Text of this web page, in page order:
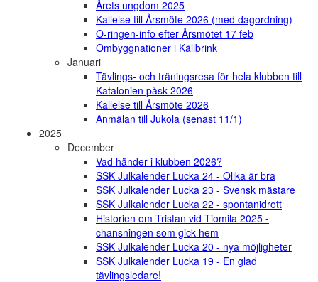
Årets ungdom 2025
Kallelse till Årsmöte 2026 (med dagordning)
O-ringen-info efter Årsmötet 17 feb
Ombyggnationer i Källbrink
Januari
Tävlings- och träningsresa för hela klubben till
Katalonien påsk 2026
Kallelse till Årsmöte 2026
Anmälan till Jukola (senast 11/1)
2025
December
Vad händer i klubben 2026?
SSK Julkalender Lucka 24 - Olika är bra
SSK Julkalender Lucka 23 - Svensk mästare
SSK Julkalender Lucka 22 - spontanidrott
Historien om Tristan vid Tiomila 2025 -
chansningen som gick hem
SSK Julkalender Lucka 20 - nya möjligheter
SSK Julkalender Lucka 19 - En glad
tävlingsledare!